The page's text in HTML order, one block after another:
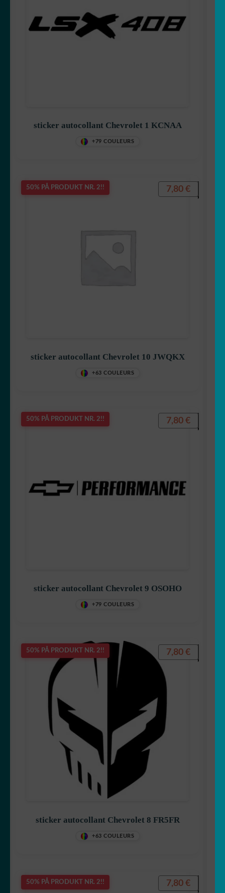
sticker autocollant Chevrolet 1 KCNAA
+79 COULEURS
50% PÅ PRODUKT NR. 2!!
sticker autocollant Chevrolet 10 JWQKX
+63 COULEURS
7,80 €
50% PÅ PRODUKT NR. 2!!
sticker autocollant Chevrolet 9 OSOHO
+79 COULEURS
7,80 €
50% PÅ PRODUKT NR. 2!!
sticker autocollant Chevrolet 8 FR5FR
+63 COULEURS
7,80 €
50% PÅ PRODUKT NR. 2!! 7,80 €